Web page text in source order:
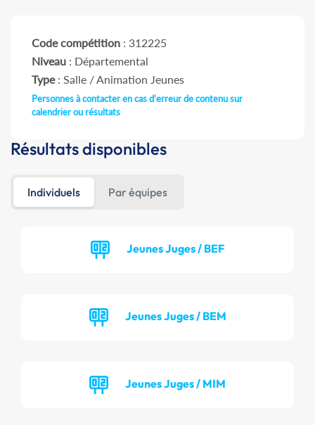
Code compétition : 312225
Niveau : Départemental
Type: Salle / Animation Jeunes
Personnes à contacter en cas d'erreur de contenu sur
calendrier ou résultats
Résultats disponibles
Individuels Par équipes
Jeunes Juges / BEF
Jeunes Juges / BEM
Jeunes Juges / MIM